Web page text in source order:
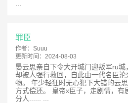
罪臣
作者： Suuu
更新时间： 2024-08-03
晏云思亲自下令大开城门迎叛军ru
却被人强行救回，自此由一代名臣
物。 年少轻狂时无心犯下大错的云
方式偿还。 皇帝x臣子，走剧情，有
分人...... ...